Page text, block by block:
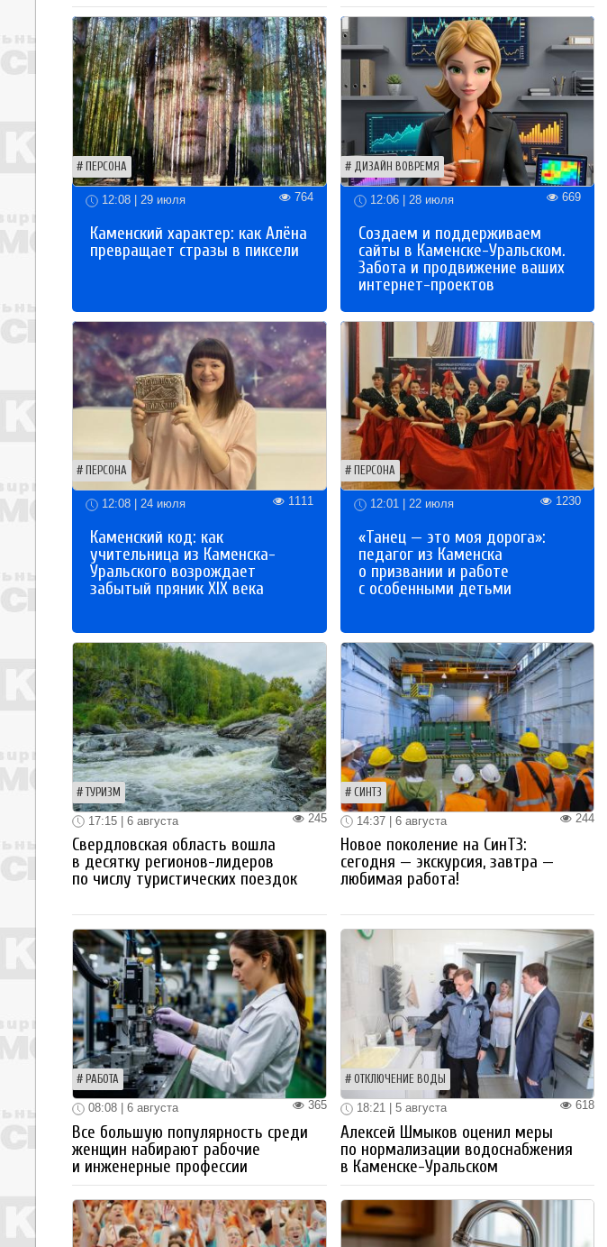
ПЕРСОНА
12:08 | 29 июля 764
Каменский характер: как Алёна
превращает стразы в пиксели
ДИЗАЙН ВОВРЕМЯ
12:06 | 28 июля 669
Создаем и поддерживаем
сайты в Каменске-Уральском.
Забота и продвижение ваших
интернет-проектов
ПЕРСОНА
12:08 | 24 июля 1111
Каменский код: как
учительница из Каменска-
Уральского возрождает
забытый пряник XIX века
ПЕРСОНА
12:01 | 22 июля 1230
«Танец — это моя дорога»:
педагог из Каменска
о призвании и работе
с особенными детьми
ТУРИЗМ
245
17:15 | 6 августа
Свердловская область вошла
в десятку регионов-лидеров
по числу туристических поездок
СИНТЗ
244
14:37 | 6 августа
Новое поколение на СинТЗ:
сегодня — экскурсия, завтра —
любимая работа!
РАБОТА
365
08:08 | 6 августа
Все большую популярность среди
женщин набирают рабочие
и инженерные профессии
ОТКЛЮЧЕНИЕ ВОДЫ
618
18:21 | 5 августа
Алексей Шмыков оценил меры
по нормализации водоснабжения
в Каменске-Уральском